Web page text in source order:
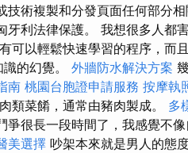
技術複製和分發頁面任何部分相
利法律保護。 我想很多人都
可以輕鬆快速學習的程序，而
的幻覺。 外牆防水解決方案
南 桃園台胞證申請服務 按摩執
類菜餚，通常由豬肉製成。 多
很長一段時間了，我感覺不
美選擇 吵架本來就是男人的態